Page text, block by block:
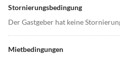
Stornierungsbedingung
Der Gastgeber hat keine
Mietbedingungen